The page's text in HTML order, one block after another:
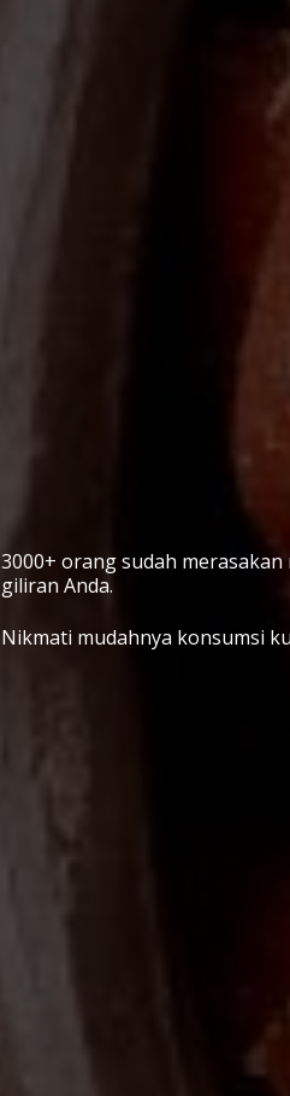
3000+ orang sudah
giliran Anda.
Nikmati mudahnya konsumsi